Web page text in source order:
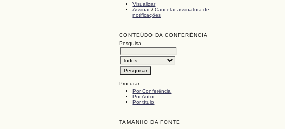
Visualizar
Assinar/Cancelar assinatura de
notificações
CONTEÚDO DA CONFERÊNCIA
Pesquisa
Procurar
Por Conferência
Por Autor
Por título
TAMANHO DA FONTE